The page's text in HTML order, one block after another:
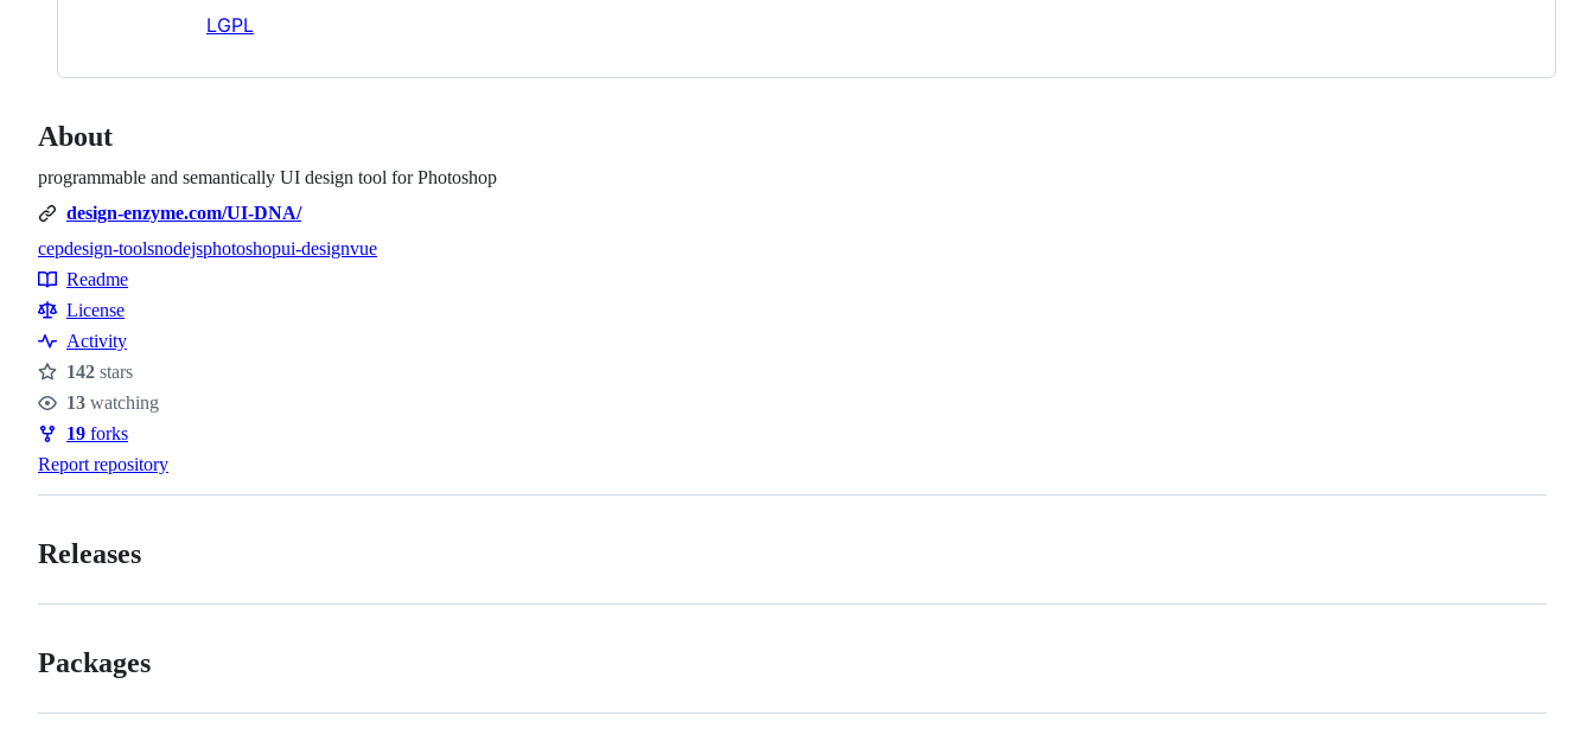
LGPL
About
programmable and semantically UI design tool for Photoshop
design-enzyme.com/UI-DNA/
Topics
cepdesign-toolsnodejsphotoshopui-designvue
Resources
Readme
License
Activity
Stars
142 stars
Watchers
13 watching
Forks
19 forks
Report repository
Releases
Packages